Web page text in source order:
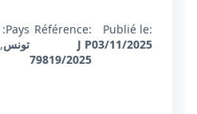
Publié le:
03/11/2025
Référence:
J P
79819/2025
Pays:
تونس,